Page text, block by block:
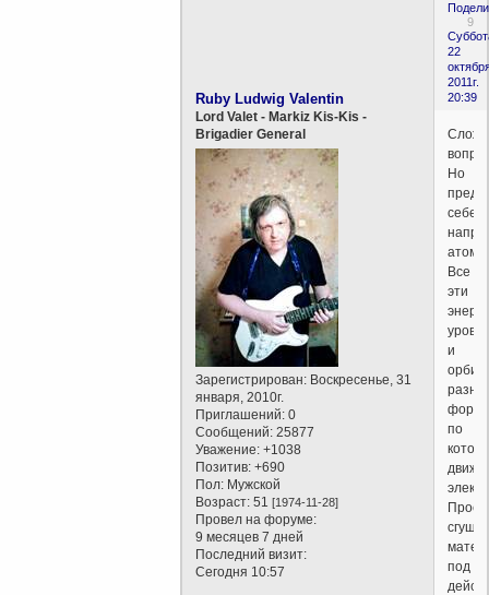
9
22
2011г.
20:39
Ruby Ludwig Valentin
Lord Valet - Markiz Kis-Kis -
Brigadier General
Зарегистрирован: Воскресенье, 31
января, 2010г.
Приглашений: 0
Сообщений: 25877
Уважение: +1038
Позитив: +690
Пол: Мужской
Возраст: 51[1974-11-28]
Провел на форуме:
9 месяцев 7 дней
Последний визит:
Сегодня 10:57
Но
себе,
атом.
Все
эти
и
по
под